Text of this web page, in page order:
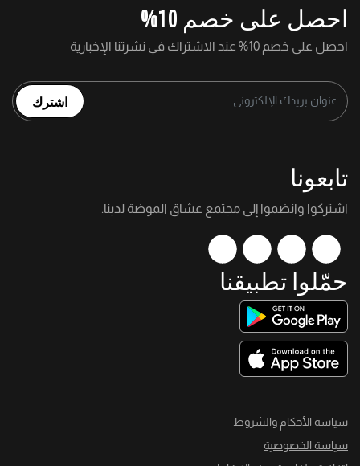
احصل على خصم 10%
احصل على خصم 10% عند الاشتراك في نشرتنا الإخبارية
اشترك
تابعونا
اشتركوا وانضموا إلى مجتمع عشاق الموضة لدينا.
حمّلوا تطبيقنا
سياسة الأحكام والشروط
سياسة الخصوصية